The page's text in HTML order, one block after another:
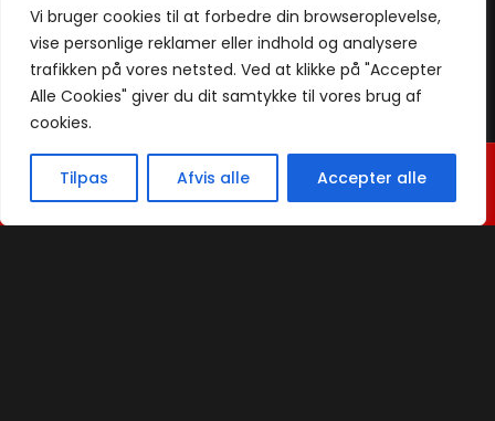
Vi bruger cookies til at forbedre din browseroplevelse,
vise personlige reklamer eller indhold og analysere
trafikken på vores netsted. Ved at klikke på "Accepter
Alle Cookies" giver du dit samtykke til vores brug af
cookies.
Tilpas Afvis alle Accepter alle
Vi holder ferielukket fra den 19. juli. til
08. Aug.
Praktisk
Menu
Bord booking
Takeaway
Kontakt
Handelsbetingelser
Privatlivspolitik & Cookies